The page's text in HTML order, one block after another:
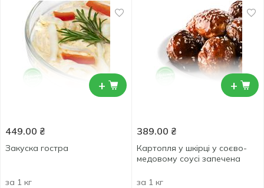
+
449.00 ₴
Закуска гостра
за 1 кг
+
389.00 ₴
Картопля у шкірці у соєво-
медовому соусі запечена
за 1 кг